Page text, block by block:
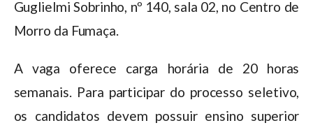
Guglielmi Sobrinho, nº 140, sala 02, no Centro de
Morro da Fumaça.
A vaga oferece carga horária de 20 horas
semanais. Para participar do processo seletivo,
os candidatos devem possuir ensino superior